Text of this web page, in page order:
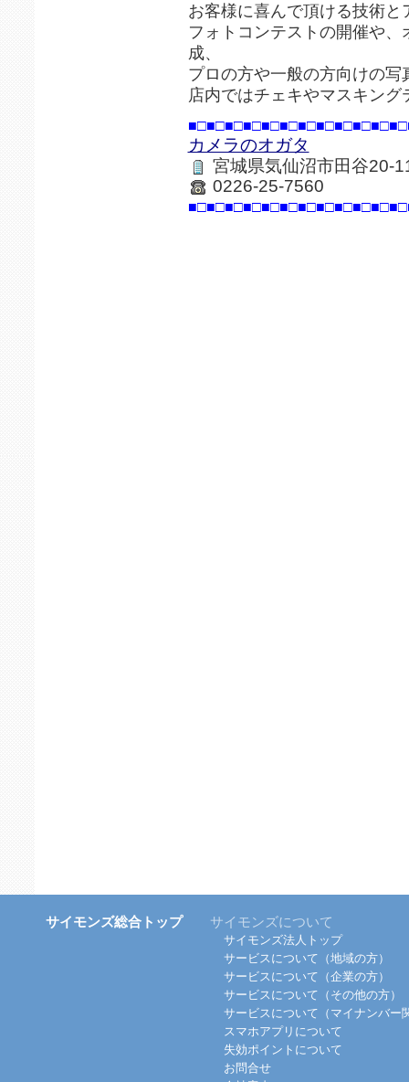
お客様に喜んで頂ける技術
フォトコンテストの開催や
成、
プロの方や一般の方向けの
店内ではチェキやマスキン
カメラのオガタ
宮城県気仙沼市田谷20-
0226-25-7560
サイモンズ総合トップ サイモンズについて
サイモンズ法人トップ
サービスについて（地域の方）
サービスについて（企業の方）
サービスについて（その他の方）
サービスについて（マイナンバー
スマホアプリについて
失効ポイントについて
お問合せ